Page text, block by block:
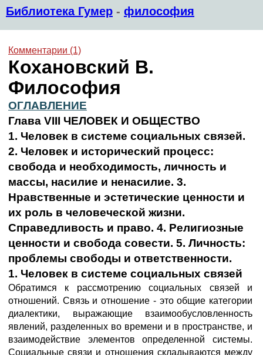
Библиотека Гумер - философия
Комментарии (1)
Кохановский В.
Философия
ОГЛАВЛЕНИЕ
Глава VIII ЧЕЛОВЕК И ОБЩЕСТВО
1. Человек в системе социальных связей.
2. Человек и исторический процесс:
свобода и необходимость, личность и
массы, насилие и ненасилие. 3.
Нравственные и эстетические ценности и
их роль в человеческой жизни.
Справедливость и право. 4. Религиозные
ценности и свобода совести. 5. Личность:
проблемы свободы и ответственности.
1. Человек в системе социальных связей
Обратимся к рассмотрению социальных связей и
отношений. Связь и отношение - это общие категории
диалектики, выражающие взаимообусловленность
явлений, разделенных во времени и в пространстве, и
взаимодействие элементов определенной системы.
Социальные связи и отношения складываются между